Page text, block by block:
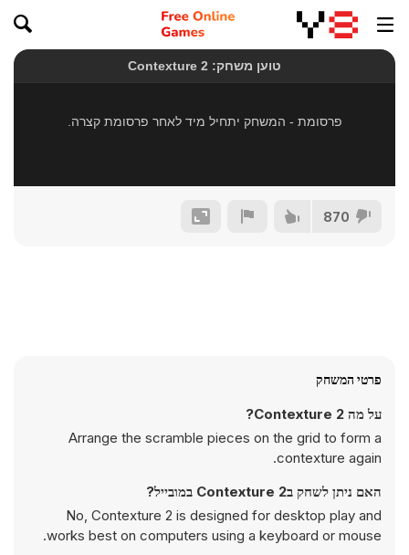
870
פרטי המשחק
על מה Contexture 2?
Arrange the scramble pieces on the grid to form a
contexture again.
האם ניתן לשחק בContexture 2 במובייל?
No, Contexture 2 is designed for desktop play and
works best on computers using a keyboard or mouse.